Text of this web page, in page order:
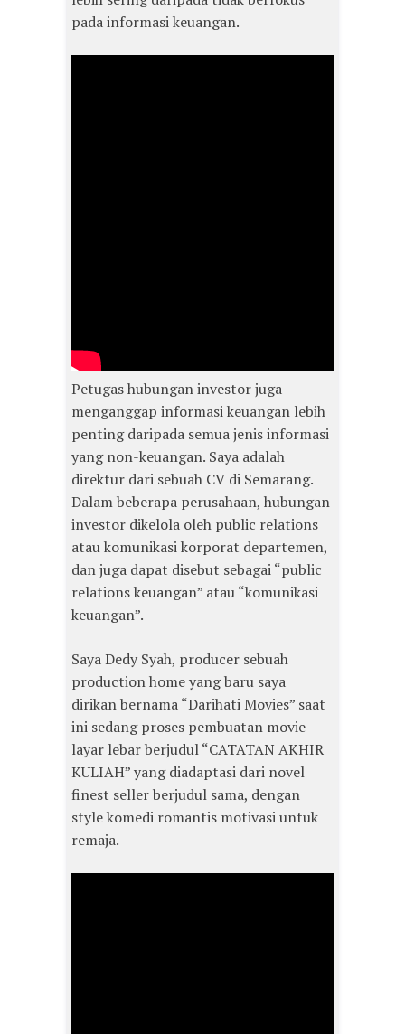
pada informasi keuangan.
Petugas hubungan investor juga
menganggap informasi keuangan lebih
penting daripada semua jenis informasi
yang non-keuangan. Saya adalah
direktur dari sebuah CV di Semarang.
Dalam beberapa perusahaan, hubungan
investor dikelola oleh public relations
atau komunikasi korporat departemen,
dan juga dapat disebut sebagai “public
relations keuangan” atau “komunikasi
keuangan”.
Saya Dedy Syah, producer sebuah
production home yang baru saya
dirikan bernama “Darihati Movies” saat
ini sedang proses pembuatan movie
layar lebar berjudul “CATATAN AKHIR
KULIAH” yang diadaptasi dari novel
finest seller berjudul sama, dengan
style komedi romantis motivasi untuk
remaja.